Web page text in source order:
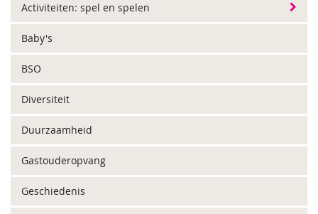
Activiteiten: spel en spelen
Baby's
BSO
Diversiteit
Duurzaamheid
Gastouderopvang
Geschiedenis